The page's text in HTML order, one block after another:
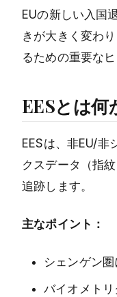
EUの新しい入国
きが大きく変わ
るための重要な
EESとは何
EESは、非EU/非
クスデータ（指
追跡します。
主なポイント：
シェンゲン
バイオメト